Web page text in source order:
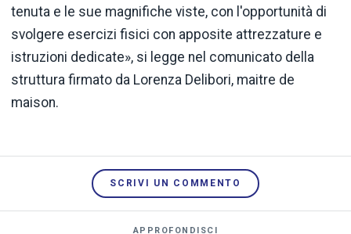
tenuta e le sue magnifiche viste, con l'opportunità di
svolgere esercizi fisici con apposite attrezzature e
istruzioni dedicate», si legge nel comunicato della
struttura firmato da Lorenza Delibori, maitre de
maison.
SCRIVI UN COMMENTO
APPROFONDISCI